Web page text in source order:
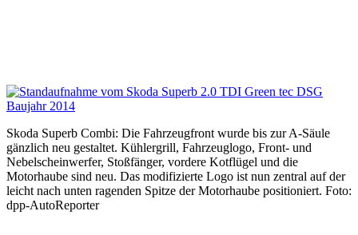
Skoda Superb Combi: Die Fahrzeugfront wurde bis zur A-Säule
gänzlich neu gestaltet. Kühlergrill, Fahrzeuglogo, Front- und
Nebelscheinwerfer, Stoßfänger, vordere Kotflügel und die
Motorhaube sind neu. Das modifizierte Logo ist nun zentral auf der
leicht nach unten ragenden Spitze der Motorhaube positioniert. Foto:
dpp-AutoReporter